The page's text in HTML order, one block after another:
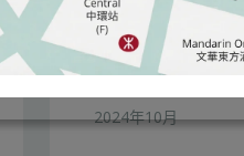
「休养期间医院环
我散步时都不时问
房间空气很好，
2024年10月